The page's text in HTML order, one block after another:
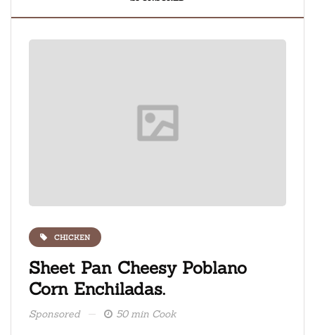
CHICKEN
Sheet Pan Cheesy Poblano
Corn Enchiladas.
Sponsored 50 min Cook